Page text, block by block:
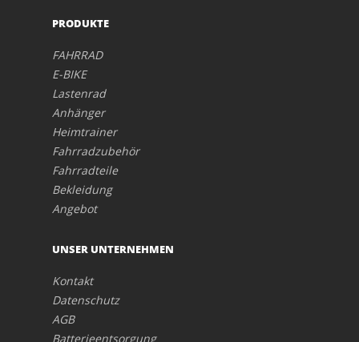
PRODUKTE
FAHRRAD
E-BIKE
Lastenrad
Anhänger
Heimtrainer
Fahrradzubehör
Fahrradteile
Bekleidung
Angebot
UNSER UNTERNEHMEN
Kontakt
Datenschutz
AGB
Batterieentsorgung